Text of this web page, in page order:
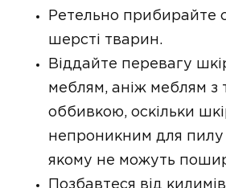
Ретельно прибирайте
шерсті тварин.
Віддайте перевагу
меблям, аніж меблям з
оббивкою, оскільки
непроникним для пилу
якому не можуть
Позбавтеся від